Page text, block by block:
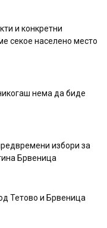
и конкретни
секое населено место
нема да биде
избори за
Брвеница
Тетово и Брвеница